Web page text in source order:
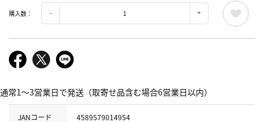
購入数：
通常1～3営業日で発送（取寄せ品含む場合6営業日以内）
JANコード 4589579014954